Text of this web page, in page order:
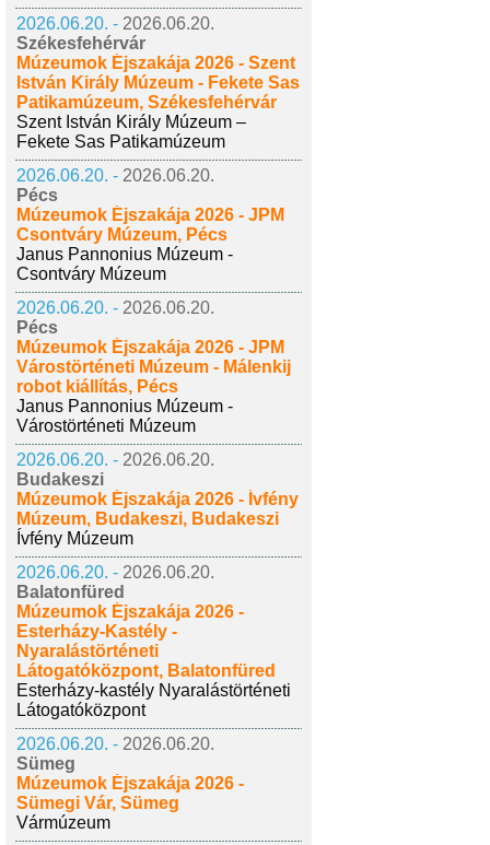
2026.06.20. - 2026.06.20.
Székesfehérvár
Múzeumok Éjszakája 2026 - Szent
István Király Múzeum - Fekete Sas
Patikamúzeum, Székesfehérvár
Szent István Király Múzeum –
Fekete Sas Patikamúzeum
2026.06.20. - 2026.06.20.
Pécs
Múzeumok Éjszakája 2026 - JPM
Csontváry Múzeum, Pécs
Janus Pannonius Múzeum -
Csontváry Múzeum
2026.06.20. - 2026.06.20.
Pécs
Múzeumok Éjszakája 2026 - JPM
Várostörténeti Múzeum - Málenkij
robot kiállítás, Pécs
Janus Pannonius Múzeum -
Várostörténeti Múzeum
2026.06.20. - 2026.06.20.
Budakeszi
Múzeumok Éjszakája 2026 - Ívfény
Múzeum, Budakeszi, Budakeszi
Ívfény Múzeum
2026.06.20. - 2026.06.20.
Balatonfüred
Múzeumok Éjszakája 2026 -
Esterházy-Kastély -
Nyaralástörténeti
Látogatóközpont, Balatonfüred
Esterházy-kastély Nyaralástörténeti
Látogatóközpont
2026.06.20. - 2026.06.20.
Sümeg
Múzeumok Éjszakája 2026 -
Sümegi Vár, Sümeg
Vármúzeum